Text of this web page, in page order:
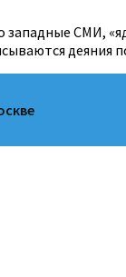
западные СМИ,
деяния